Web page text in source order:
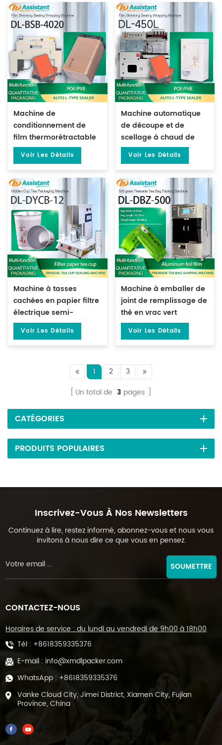
Machine de
conditionnement de
film thermorétractable
à température
constante DL-BSB-4020
Voir Les Détails
Machine automatique
de découpe et de
scellage à chaud de
film POF DL-450L
Voir Les Détails
Machine à tasses
cachées en papier filtre
électrique semi-
automatique pour le thé
Voir Les Détails
Machine à emballer de
joint de remplissage de
thé en vrac vert
préfabriqué de 500
Voir Les Détails
1 2
3
Un total de 3 pages
CATÉGORIES
PRODUITS POPULAIRES
Inscrivez-Vous À Nos Newsletters
Continuez à lire, restez informé, abonnez-vous et nous vous
invitons à nous dire ce que vous en pensez.
SOUMETTRE
CONTACTEZ-NOUS
Horaires de service : du lundi au vendredi de 9h00 à 18h00
Tél : +8618359335376
E-mail : info@xmdlpacker.com
WhatsApp : +8618359335376
Vanke Cloud City, Jimei District, Xiamen City, Fujian
Province, China